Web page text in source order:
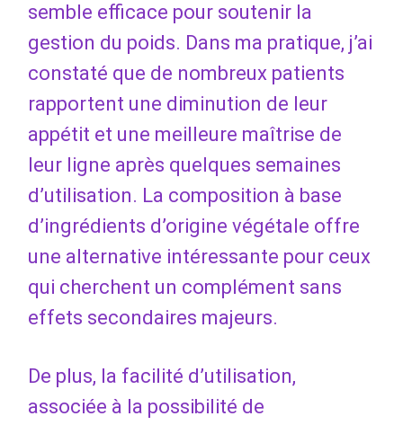
semble efficace pour soutenir la
gestion du poids. Dans ma pratique, j’ai
constaté que de nombreux patients
rapportent une diminution de leur
appétit et une meilleure maîtrise de
leur ligne après quelques semaines
d’utilisation. La composition à base
d’ingrédients d’origine végétale offre
une alternative intéressante pour ceux
qui cherchent un complément sans
effets secondaires majeurs.
De plus, la facilité d’utilisation,
associée à la possibilité de